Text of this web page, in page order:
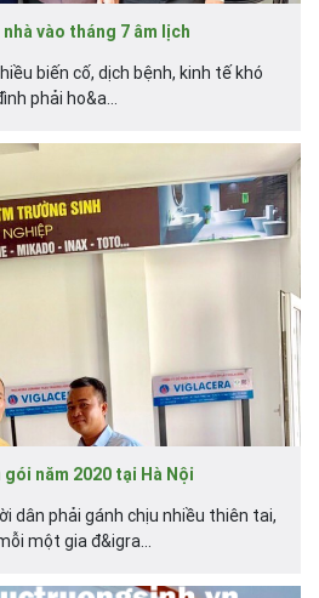
vào tháng 7 âm lịch
biến cố, dịch bệnh, kinh tế khó
phải ho&a...
năm 2020 tại Hà Nội
dân phải gánh chịu nhiều thiên tai,
một gia đ&igra...